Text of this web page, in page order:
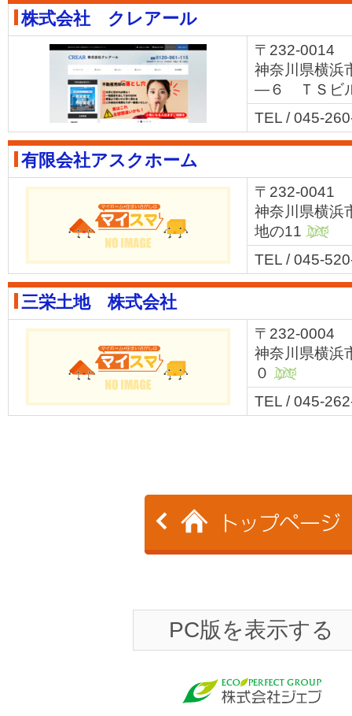
株式会社 クレアール
〒232-0014
神奈川県横浜
―６ ＴＳビ
TEL / 045-
有限会社アスクホーム
〒232-0041
神奈川県横浜
地の11
MAP
TEL / 045-
三栄土地 株式会社
〒232-0004
神奈川県横浜
０
MAP
TEL / 045-
PC版を表示する